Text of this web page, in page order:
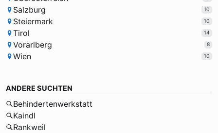
Salzburg 10
Steiermark 10
Tirol 14
Vorarlberg 8
Wien 10
ANDERE SUCHTEN
Behindertenwerkstatt
Kaindl
Rankweil